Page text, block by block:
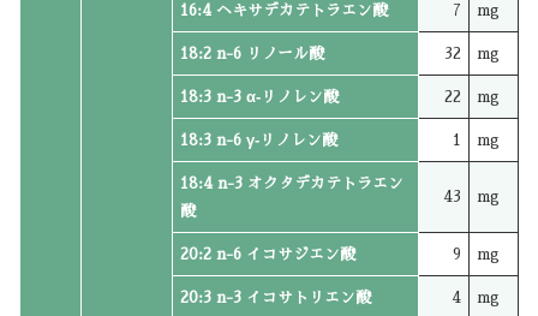
16:4 ヘキサデカテトラエン酸 7 mg
18:2 n-6 リノール酸 32 mg
18:3 n-3 α‐リノレン酸 22 mg
18:3 n-6 γ‐リノレン酸 1 mg
18:4 n-3 オクタデカテトラエン
酸
43 mg
20:2 n-6 イコサジエン酸 9 mg
20:3 n-3 イコサトリエン酸 4 mg